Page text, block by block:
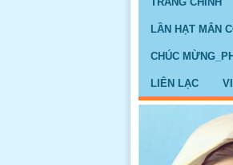
LẦN HẠT MÂN
CHÚC
LIÊN LẠC